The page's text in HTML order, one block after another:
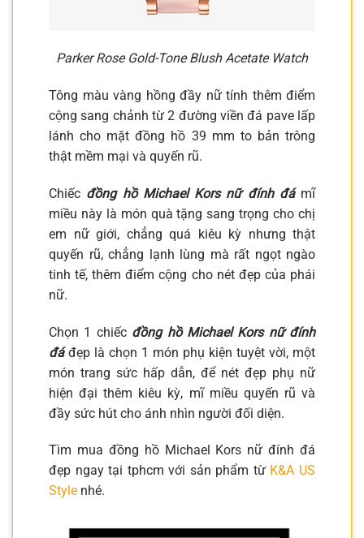
Parker Rose Gold-Tone Blush Acetate Watch
Tông màu vàng hồng đầy nữ tính thêm điểm
cộng sang chảnh từ 2 đường viền đá pave lấp
lánh cho mặt đồng hồ 39 mm to bản trông
thật mềm mại và quyến rũ.
Chiếc đồng hồ Michael Kors nữ đính đámĩ
miều này là món quà tặng sang trọng cho chị
em nữ giới, chẳng quá kiêu kỳ nhưng thật
quyến rũ, chẳng lạnh lùng mà rất ngọt ngào
tinh tế, thêm điểm cộng cho nét đẹp của phái
nữ.
Chọn 1 chiếc đồng hồ Michael Kors nữ đính
đáđẹp là chọn 1 món phụ kiện tuyệt vời, một
món trang sức hấp dẫn, để nét đẹp phụ nữ
hiện đại thêm kiêu kỳ, mĩ miều quyến rũ và
đầy sức hút cho ánh nhìn người đối diện.
Tìm mua đồng hồ Michael Kors nữ đính đá
đẹp ngay tại tphcm với sản phẩm từ K&A US
Style nhé.